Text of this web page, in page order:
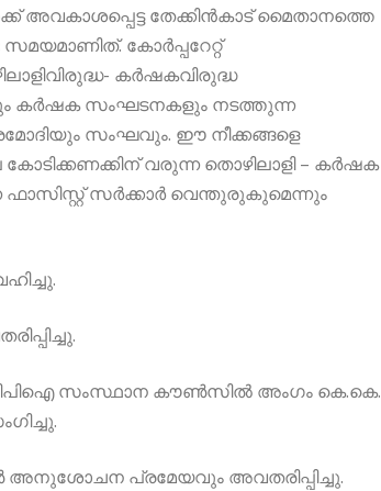
അവകാശപ്പെട്ട തേക്കിൻകാട് മൈതാനത്തെ
കോർപ്പറേറ്റ്
കർഷകവിരുദ്ധ
കർഷക സംഘടനകളും നടത്തുന്ന
സംഘവും. ഈ നീക്കങ്ങളെ
വരുന്ന തൊഴിലാളി – കർഷക
ഫാസിസ്റ്റ് സർക്കാർ വെന്തുരുകുമെന്നും
സംസ്ഥാന കൗൺസിൽ അംഗം കെ.കെ.
പ്രമേയവും അവതരിപ്പിച്ചു.